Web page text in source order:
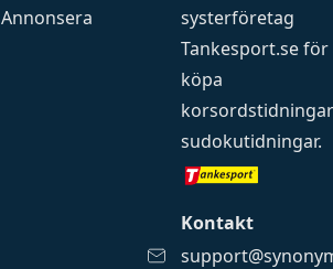
Annonsera
systerföretag
Tankesport.seför
köpa
korsordstidningar
sudokutidningar.
Kontakt